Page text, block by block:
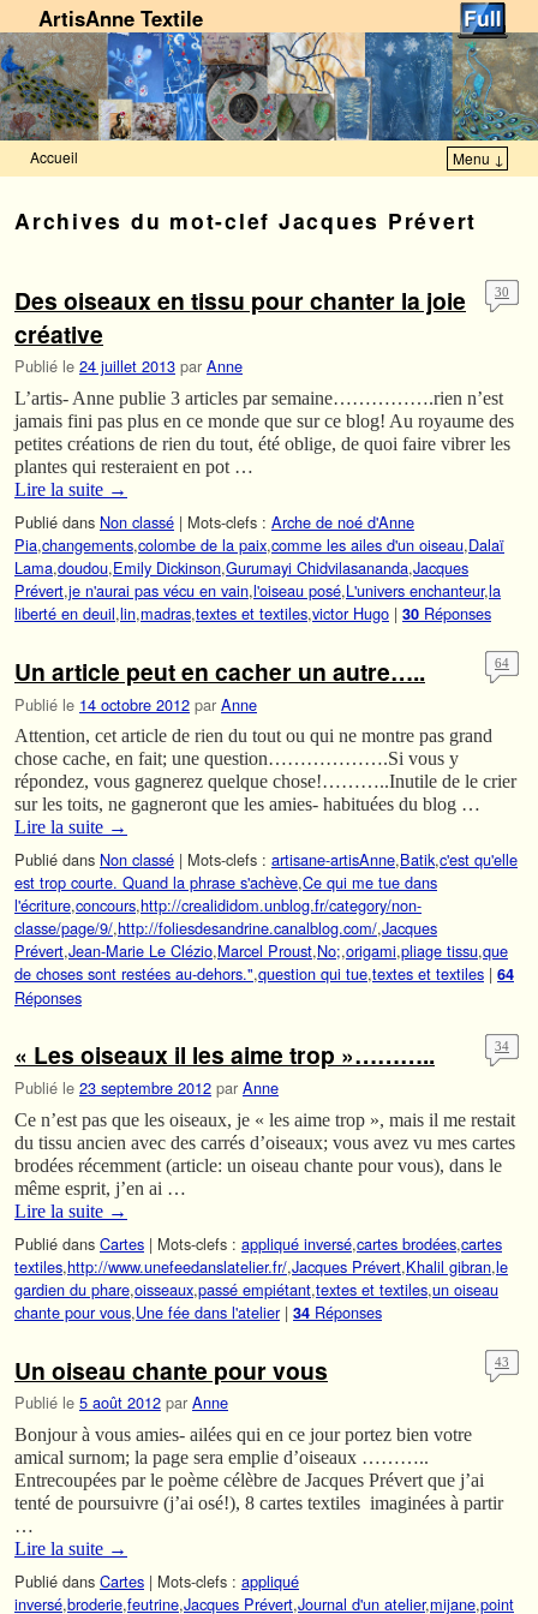
ArtisAnne Textile
Accueil Menu ↓
Archives du mot-clef Jacques Prévert
Des oiseaux en tissu pour chanter la joie
créative
Publié le 24 juillet 2013 par Anne
30
L’artis- Anne publie 3 articles par semaine…………….rien n’est
jamais fini pas plus en ce monde que sur ce blog! Au royaume des
petites créations de rien du tout, été oblige, de quoi faire vibrer les
plantes qui resteraient en pot …
Lire la suite →
Publié dans Non classé | Mots-clefs : Arche de noé d'Anne
Pia,changements,colombe de la paix,comme les ailes d'un oiseau,Dalaï
Lama,doudou,Emily Dickinson,Gurumayi Chidvilasananda,Jacques
Prévert,je n'aurai pas vécu en vain,l'oiseau posé,L'univers enchanteur,la
liberté en deuil,lin,madras,textes et textiles,victor Hugo | 30 Réponses
Un article peut en cacher un autre…..
Publié le 14 octobre 2012 par Anne
64
Attention, cet article de rien du tout ou qui ne montre pas grand
chose cache, en fait; une question……………….Si vous y
répondez, vous gagnerez quelque chose!………..Inutile de le crier
sur les toits, ne gagneront que les amies- habituées du blog …
Lire la suite →
Publié dans Non classé | Mots-clefs : artisane-artisAnne,Batik,c'est qu'elle
est trop courte. Quand la phrase s'achève,Ce qui me tue dans
l'écriture,concours,http://crealididom.unblog.fr/category/non-
classe/page/9/,http://foliesdesandrine.canalblog.com/,Jacques
Prévert,Jean-Marie Le Clézio,Marcel Proust,No;,origami,pliage tissu,que
de choses sont restées au-dehors.",question qui tue,textes et textiles | 64
Réponses
« Les oiseaux il les aime trop »………..
Publié le 23 septembre 2012 par Anne
34
Ce n’est pas que les oiseaux, je « les aime trop », mais il me restait
du tissu ancien avec des carrés d’oiseaux; vous avez vu mes cartes
brodées récemment (article: un oiseau chante pour vous), dans le
même esprit, j’en ai …
Lire la suite →
Publié dans Cartes | Mots-clefs : appliqué inversé,cartes brodées,cartes
textiles,http://www.unefeedanslatelier.fr/,Jacques Prévert,Khalil gibran,le
gardien du phare,oisseaux,passé empiétant,textes et textiles,un oiseau
chante pour vous,Une fée dans l'atelier | 34 Réponses
Un oiseau chante pour vous
Publié le 5 août 2012 par Anne
43
Bonjour à vous amies- ailées qui en ce jour portez bien votre
amical surnom; la page sera emplie d’oiseaux ………..
Entrecoupées par le poème célèbre de Jacques Prévert que j’ai
tenté de poursuivre (j’ai osé!), 8 cartes textiles imaginées à partir
…
Lire la suite →
Publié dans Cartes | Mots-clefs : appliqué
inversé,broderie,feutrine,Jacques Prévert,Journal d'un atelier,mijane,point